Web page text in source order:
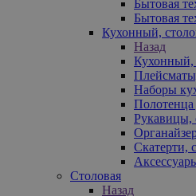
Бытовая
Бытовая
Кухонный,
Назад
Кухонный,
Наборы
Полотенца
Рукавицы,
Скатерти,
Столовая
Назад